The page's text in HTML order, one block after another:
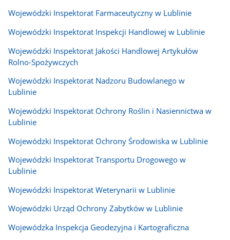
Wojewódzki Inspektorat Farmaceutyczny w Lublinie
Wojewódzki Inspektorat Inspekcji Handlowej w Lublinie
Wojewódzki Inspektorat Jakości Handlowej Artykułów
Rolno-Spożywczych
Wojewódzki Inspektorat Nadzoru Budowlanego w
Lublinie
Wojewódzki Inspektorat Ochrony Roślin i Nasiennictwa w
Lublinie
Wojewódzki Inspektorat Ochrony Środowiska w Lublinie
Wojewódzki Inspektorat Transportu Drogowego w
Lublinie
Wojewódzki Inspektorat Weterynarii w Lublinie
Wojewódzki Urząd Ochrony Zabytków w Lublinie
Wojewódzka Inspekcja Geodezyjna i Kartograficzna